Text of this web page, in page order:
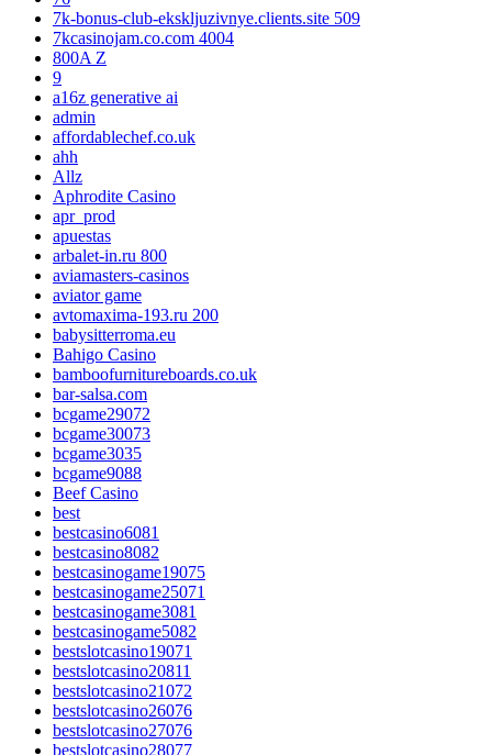
7k-bonus-club-ekskljuzivnye.clients.site 509
7kcasinojam.co.com 4004
800A Z
9
a16z generative ai
admin
affordablechef.co.uk
ahh
Allz
Aphrodite Casino
apr_prod
apuestas
arbalet-in.ru 800
aviamasters-casinos
aviator game
avtomaxima-193.ru 200
babysitterroma.eu
Bahigo Casino
bamboofurnitureboards.co.uk
bar-salsa.com
bcgame29072
bcgame30073
bcgame3035
bcgame9088
Beef Casino
best
bestcasino6081
bestcasino8082
bestcasinogame19075
bestcasinogame25071
bestcasinogame3081
bestcasinogame5082
bestslotcasino19071
bestslotcasino20811
bestslotcasino21072
bestslotcasino26076
bestslotcasino27076
bestslotcasino28077